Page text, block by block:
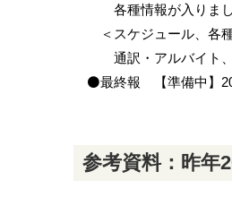
各種情報が入りました
＜スケジュール、各種
通訳・アルバイト、ブ
⚫最終報 【準備中】
参考資料：昨年